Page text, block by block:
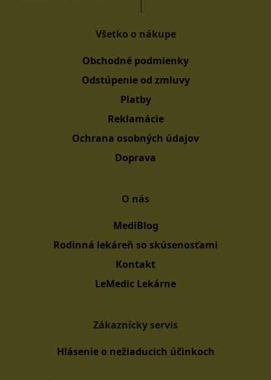
Všetko o nákupe
Obchodné podmienky
Odstúpenie od zmluvy
Platby
Reklamácie
Ochrana osobných údajov
Doprava
O nás
MediBlog
Rodinná lekáreň so skúsenosťami
Kontakt
LeMedic Lekárne
Zákaznícky servis
Hlásenie o nežiaducich účinkoch